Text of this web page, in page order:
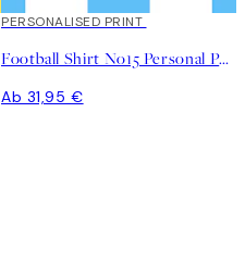
PERSONALISED PRINT
Football Shirt No15 Personal Poster
Ab 31,95 €